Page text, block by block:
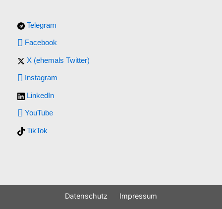
Telegram
Facebook
X (ehemals Twitter)
Instagram
LinkedIn
YouTube
TikTok
Datenschutz Impressum